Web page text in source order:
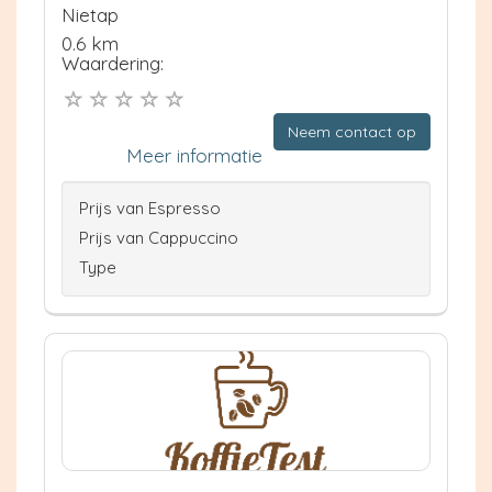
Nietap
0.6 km
Waardering:
Neem contact op
Meer informatie
Prijs van Espresso
Prijs van Cappuccino
Type